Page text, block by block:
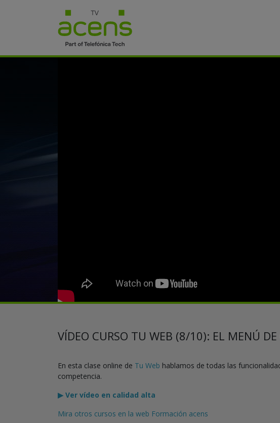
VÍDEO CURSO TU WEB (8/10): EL MENÚ DE
En esta clase online de Tu Web hablamos de todas las
competencia.
▶ Ver vídeo en calidad alta
Mira otros cursos en la web Formación acens